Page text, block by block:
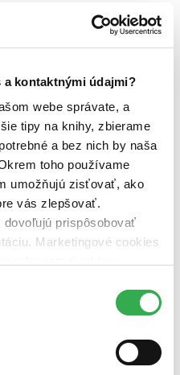
a kontaktnými údajmi?
webe správate, a
tipy na knihy, zbierame
a bez nich by naša
toho používame
umožňujú zisťovať, ako
vás zlepšovať.
dovoľujú prispôsobovať
Marketingové cookies
používať všetky tieto
pripravujeme
(0 titulov)
dostupná (bez
čítaná - výborný stav
(0 titulov)čítaná - mierne